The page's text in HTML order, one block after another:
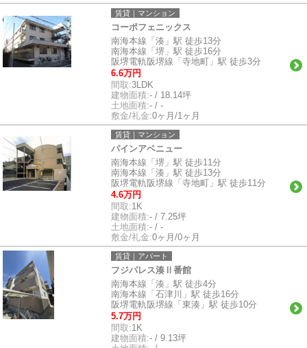
賃貸｜マンション
コーポフェニックス
南海本線「湊」駅 徒歩13分
南海本線「堺」駅 徒歩16分
阪堺電軌阪堺線「寺地町」駅 徒歩3分
6.6万円
間取:3LDK
建物面積:- / 18.14坪
土地面積:- / -
敷金/礼金:0ヶ月/1ヶ月
賃貸｜マンション
パインアベニュー
南海本線「堺」駅 徒歩11分
南海本線「湊」駅 徒歩13分
阪堺電軌阪堺線「寺地町」駅 徒歩11分
4.6万円
間取:1K
建物面積:- / 7.25坪
土地面積:- / -
敷金/礼金:0ヶ月/0ヶ月
賃貸｜アパート
フジパレス湊Ⅱ番館
南海本線「湊」駅 徒歩4分
南海本線「石津川」駅 徒歩16分
阪堺電軌阪堺線「東湊」駅 徒歩10分
5.7万円
間取:1K
建物面積:- / 9.13坪